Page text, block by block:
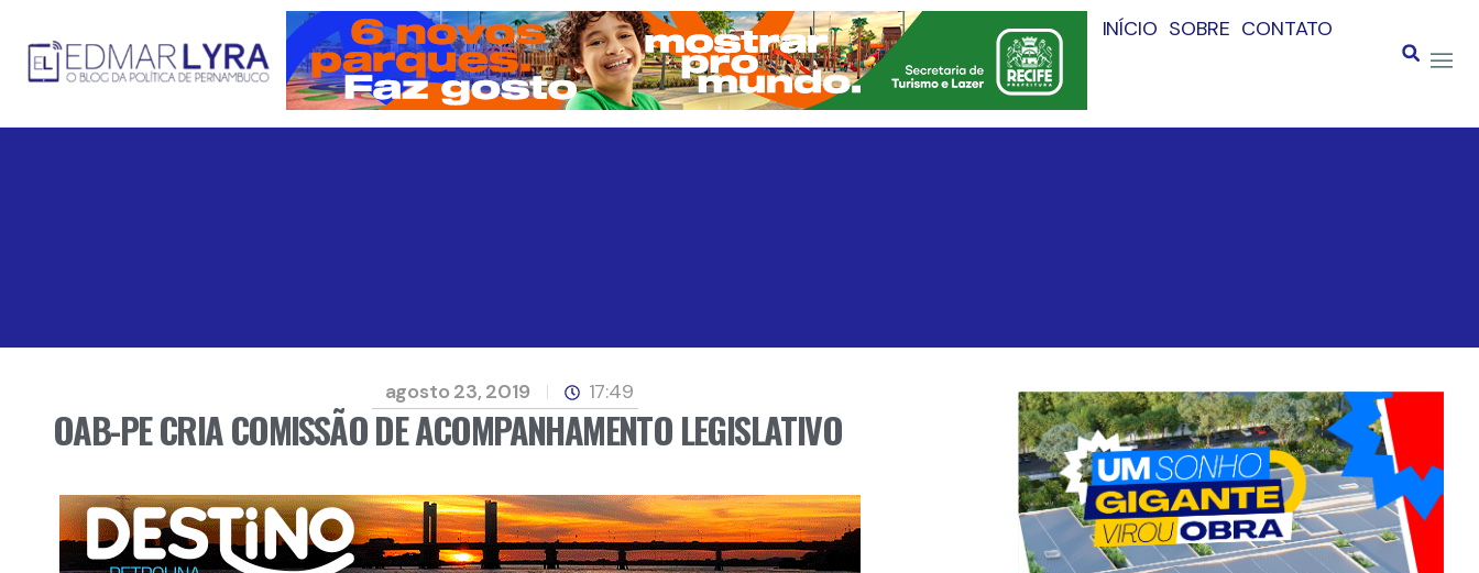
INÍCIO SOBRE CONTATO
agosto 23, 2019 17:49
OAB-PE CRIA COMISSÃO DE ACOMPANHAMENTO LEGISLATIVO